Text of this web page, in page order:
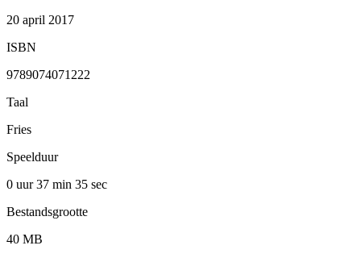
20 april 2017
ISBN
9789074071222
Taal
Fries
Speelduur
0 uur 37 min 35 sec
Bestandsgrootte
40 MB